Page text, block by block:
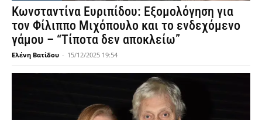
Κωνσταντίνα Ευριπίδου: Εξομολόγηση για
τον Φίλιππο Μιχόπουλο και το ενδεχόμενο
γάμου – “Τίποτα δεν αποκλείω”
Ελένη Βατίδου - 15/12/2025 19:54